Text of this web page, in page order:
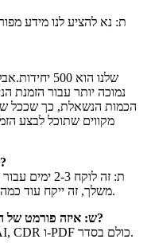
ת: נא להציע לנו מידע
נמוכה יותר עבור הזמנת
הכמות הנשאלת, כך שככל
מקווים שתוכל לבצע
ש: כמה זמן הוא זמן ההובלה של הדגימות?
ת: זה לוקח
משלך, זה ייקח עוד כמה ימים, בהתאם לדרישות הספציפיות שלך.
ש: איזה פורמט של הקובץ עלינו להגיש לעיצוב מותאם אישית?
ת: יש לנו צוות עיצוב משלנו בבית.JPG, AI, CDR ו-PDF כולם בסדר.